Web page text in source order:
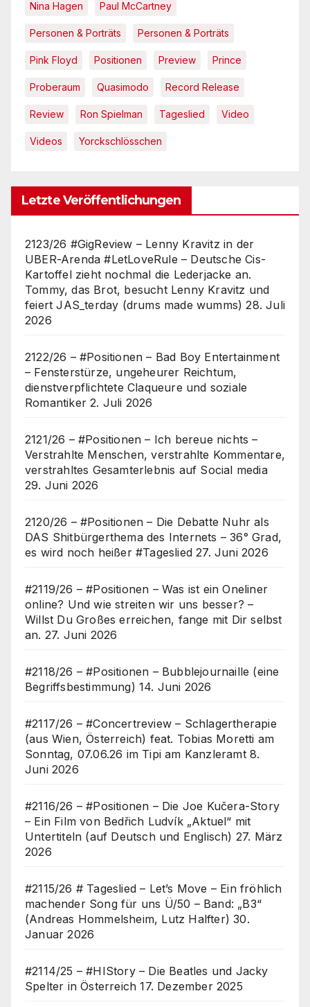
Nina Hagen Paul McCartney
Personen & Porträts Personen & Porträts
Pink Floyd Positionen Preview Prince
Proberaum Quasimodo Record Release
Review Ron Spielman Tageslied Video
Videos Yorckschlösschen
Letzte Veröffentlichungen
2123/26 #GigReview – Lenny Kravitz in der
UBER-Arenda #LetLoveRule – Deutsche Cis-
Kartoffel zieht nochmal die Lederjacke an.
Tommy, das Brot, besucht Lenny Kravitz und
feiert JAS_terday (drums made wumms) 28. Juli
2026
2122/26 – #Positionen – Bad Boy Entertainment
– Fensterstürze, ungeheurer Reichtum,
dienstverpflichtete Claqueure und soziale
Romantiker 2. Juli 2026
2121/26 – #Positionen – Ich bereue nichts –
Verstrahlte Menschen, verstrahlte Kommentare,
verstrahltes Gesamterlebnis auf Social media
29. Juni 2026
2120/26 – #Positionen – Die Debatte Nuhr als
DAS Shitbürgerthema des Internets – 36° Grad,
es wird noch heißer #Tageslied 27. Juni 2026
#2119/26 – #Positionen – Was ist ein Oneliner
online? Und wie streiten wir uns besser? –
Willst Du Großes erreichen, fange mit Dir selbst
an. 27. Juni 2026
#2118/26 – #Positionen – Bubblejournaille (eine
Begriffsbestimmung) 14. Juni 2026
#2117/26 – #Concertreview – Schlagertherapie
(aus Wien, Österreich) feat. Tobias Moretti am
Sonntag, 07.06.26 im Tipi am Kanzleramt 8.
Juni 2026
#2116/26 – #Positionen – Die Joe Kučera-Story
– Ein Film von Bedřich Ludvík „Aktuel“ mit
Untertiteln (auf Deutsch und Englisch) 27. März
2026
#2115/26 # Tageslied – Let’s Move – Ein fröhlich
machender Song für uns Ü/50 – Band: „B3“
(Andreas Hommelsheim, Lutz Halfter) 30.
Januar 2026
#2114/25 – #HIStory – Die Beatles und Jacky
Spelter in Österreich 17. Dezember 2025